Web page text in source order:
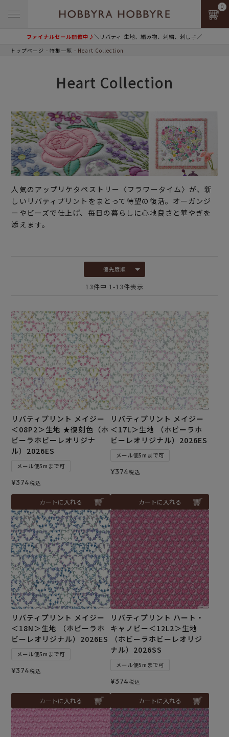
ファイナルセール開催中♪＼リバティ 生地、編み物、刺繍、刺し子／
0
トップページ 特集一覧 Heart Collection
Heart Collection
人気のアップリケタペストリー〈フラワータイム〉が、新
しいリバティプリントをまとって待望の復活。オーガンジ
ーやビーズで仕上げ、毎日の暮らしに心地良さと華やぎを
添えます。
優先度順
13件中 1 -13件表示
リバティプリント メイジー
＜08P2＞生地 ★復刻色（ホ
ビーラホビーレオリジナ
ル）2026ES
メール便5mまで可
¥374税込
カートに入れる
リバティプリント メイジー
＜17L＞生地 （ホビーラホ
ビーレオリジナル）2026ES
メール便5mまで可
¥374税込
カートに入れる
リバティプリント メイジー
＜18N＞生地 （ホビーラホ
ビーレオリジナル）2026ES
メール便5mまで可
¥374税込
カートに入れる
リバティプリント ハート・
キャノピー＜12L2＞生地
（ホビーラホビーレオリジ
ナル）2026SS
メール便5mまで可
¥374税込
カートに入れる